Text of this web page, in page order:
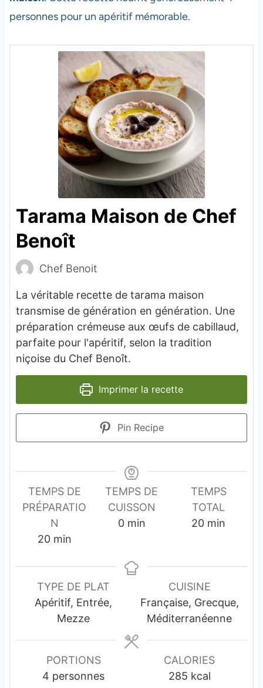
personnes pour un apéritif mémorable.
Tarama Maison de Chef
Benoît
Chef Benoit
La véritable recette de tarama maison
transmise de génération en génération. Une
préparation crémeuse aux œufs de cabillaud,
parfaite pour l'apéritif, selon la tradition
niçoise du Chef Benoît.
Imprimer la recette
Pin Recipe
TEMPS DE
PRÉPARATIO
N
20m
n
u
t
min
TEMPS DE
CUISSON
0m
u
min
TEMPS
TOTAL
20m
u
t
e
s
min
TYPE DE PLAT
Apéritif, Entrée,
Mezze
CUISINE
Française, Grecque,
Méditerranéenne
PORTIONS
4 personnes
CALORIES
285 kcal